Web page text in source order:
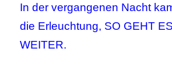
In der vergangenen Nacht
die Erleuchtung, SO GEHT
WEITER.